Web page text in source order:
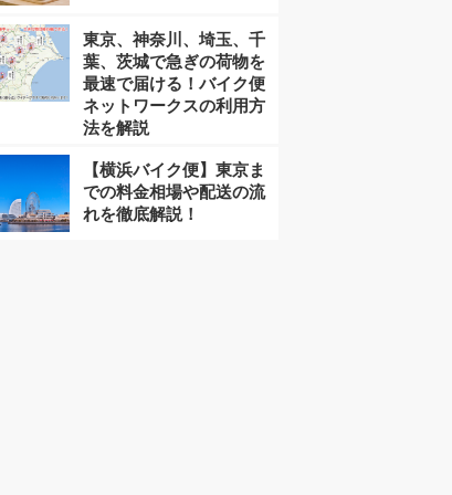
東京、神奈川、埼玉、千
葉、茨城で急ぎの荷物を
最速で届ける！バイク便
ネットワークスの利用方
法を解説
【横浜バイク便】東京ま
での料金相場や配送の流
れを徹底解説！